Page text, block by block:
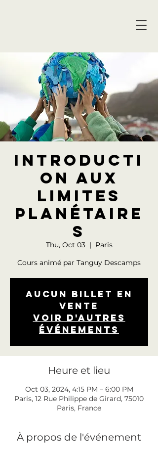
Introducti
on aux
Limites
planétaire
s
Thu, Oct 03
  |
Paris
Cours animé par Tanguy Descamps
Aucun billet en
vente
Voir d'autres
événements
Heure et lieu
Oct 03, 2024, 4:15 PM – 6:00 PM
Paris, 12 Rue Philippe de Girard, 75010
Paris, France
À propos de l'événement